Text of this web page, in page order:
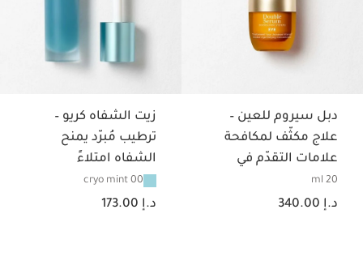
دبل سيروم للعين –
علاج مكثّف لمكافحة
علامات التقدّم في
السن لمنطقة العين
20 ml
السعر الحالي هو د.إ 340.00
د.إ 340.00
زيت الشفاه كريو –
ترطيب مُبرّد يمنح
الشفاه امتلاءً
00 cryo mint
السعر الحالي هو د.إ 173.00
د.إ 173.00